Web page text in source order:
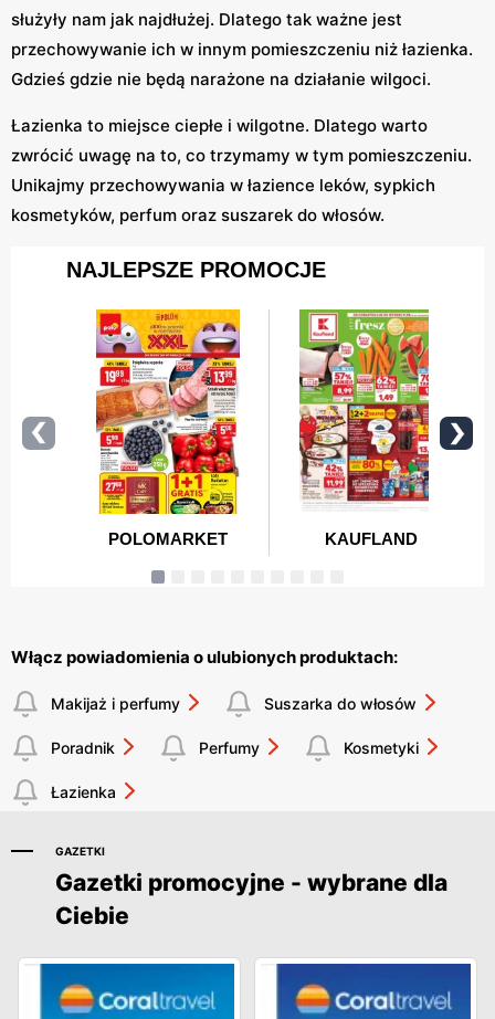
służyły nam jak najdłużej. Dlatego tak ważne jest
przechowywanie ich w innym pomieszczeniu niż łazienka.
Gdzieś gdzie nie będą narażone na działanie wilgoci.
Łazienka to miejsce ciepłe i wilgotne. Dlatego warto
zwrócić uwagę na to, co trzymamy w tym pomieszczeniu.
Unikajmy przechowywania w łazience leków, sypkich
kosmetyków, perfum oraz suszarek do włosów.
Włącz powiadomienia o ulubionych produktach:
Makijaż i perfumy Suszarka do włosów
Poradnik Perfumy Kosmetyki
Łazienka
GAZETKI
Gazetki promocyjne - wybrane dla
Ciebie